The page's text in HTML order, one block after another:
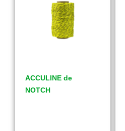
ACCULINE de
NOTCH